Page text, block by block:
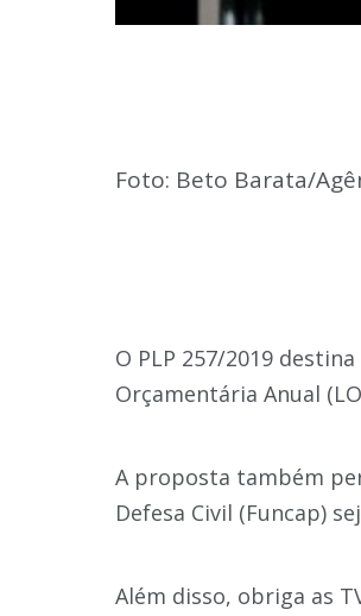
Foto: Beto Barata/
O PLP 257/2019
Orçamentária Anual
A proposta também
Defesa Civil (Funcap)
Além disso, obriga as